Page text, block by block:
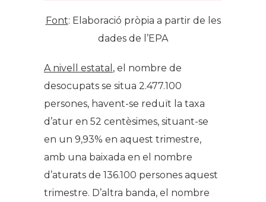
Font: Elaboració pròpia a partir de les
dades de l’EPA
A nivell estatal , el nombre de
desocupats se situa 2.477.100
persones, havent-se reduït la taxa
d’atur en 52 centèsimes, situant-se
en un 9,93% en aquest trimestre,
amb una baixada en el nombre
d’aturats de 136.100 persones aquest
trimestre. D’altra banda, el nombre